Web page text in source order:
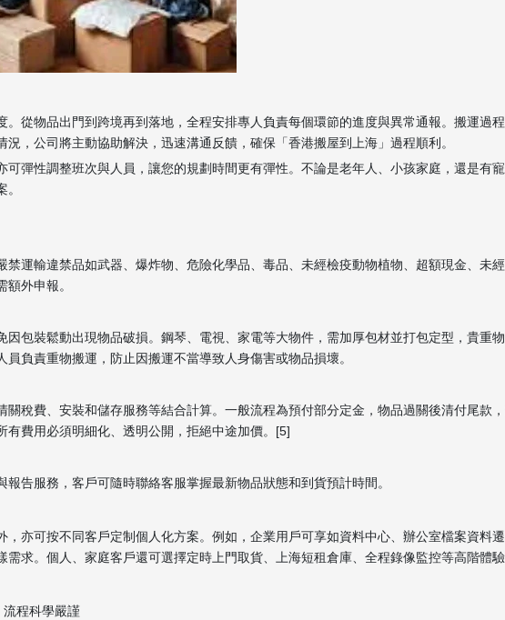
。從物品出門到跨境再到落地，全程安排專人負責每個環節的進度與異常通報。搬運過
，公司將主動協助解決，迅速溝通反饋，確保「香港搬屋到上海」過程順利。
可彈性調整班次與人員，讓您的規劃時間更有彈性。不論是老年人、小孩家庭，還是有
運輸違禁品如武器、爆炸物、危險化學品、毒品、未經檢疫動物植物、超額現金、未經
外申報。
因包裝鬆動出現物品破損。鋼琴、電視、家電等大物件，需加厚包材並打包定型，貴重
負責重物搬運，防止因搬運不當導致人身傷害或物品損壞。
關稅費、安裝和儲存服務等結合計算。一般流程為預付部分定金，物品過關後清付尾款
有費用必須明細化、透明公開，拒絕中途加價。[5]
告服務，客戶可隨時聯絡客服掌握最新物品狀態和到貨預計時間。
，亦可按不同客戶定制個人化方案。例如，企業用戶可享如資料中心、辦公室檔案資料
求。個人、家庭客戶還可選擇定時上門取貨、上海短租倉庫、全程錄像監控等高階體驗
程科學嚴謹